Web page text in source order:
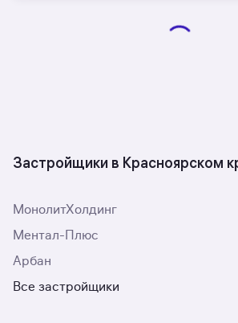
Застройщики в Красноярском
МонолитХолдинг
Ментал-Плюс
Арбан
Все застройщики